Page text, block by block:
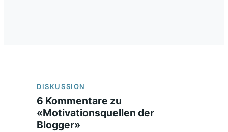
DISKUSSION
6 Kommentare zu
«Motivationsquellen der
Blogger»